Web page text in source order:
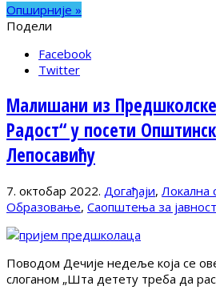
Опширније »
Подели
Facebook
Twitter
Малишани из
Радост“ у посети
Лепосавићу
7. октобар 2022. Догађаји, Локална
Образовање, Саопштења за јавност
Поводом Дечије недеље која се
слоганом „Шта детету треба да